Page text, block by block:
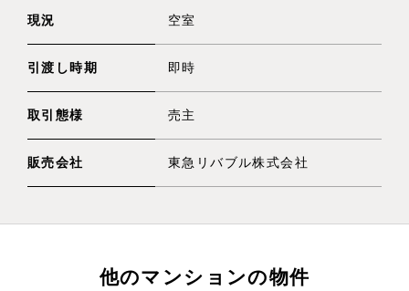
現況 空室
引渡し時期 即時
取引態様 売主
販売会社 東急リバブル株式会社
他のマンションの物件